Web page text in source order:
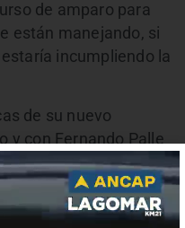
de amparo para
están manejando, si
incumpliendo la
de su nuevo
y con Fernando Palle
de esta organización
Atahualpa del Cioppo